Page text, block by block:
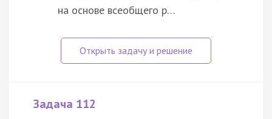
на основе всеобщего р…
Задача 112